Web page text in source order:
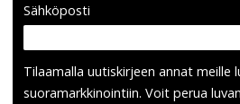
Sähköposti
Tilaamalla uutis­kirjeen annat meille
suora­markkinointiin. Voit perua